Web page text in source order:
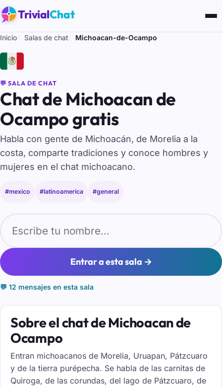
TrivialChat
Inicio Salas de chat Michoacan-de-Ocampo
🇲🇽
💬 SALA DE CHAT
Chat de Michoacan de
Ocampo gratis
Habla con gente de Michoacán, de Morelia a la
costa, comparte tradiciones y conoce hombres y
mujeres en el chat michoacano.
#mexico #latinoamerica #general
Entrar a esta sala →
💬 12 mensajes en esta sala
Sobre el chat de Michoacan de
Ocampo
Entran michoacanos de Morelia, Uruapan, Pátzcuaro
y de la tierra purépecha. Se habla de las carnitas de
Quiroga, de las corundas, del lago de Pátzcuaro, de